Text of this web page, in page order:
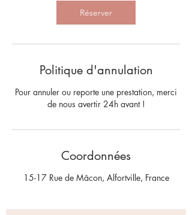
Réserver
Politique d'annulation
Pour annuler ou reporte une prestation, merci
de nous avertir 24h avant !
Coordonnées
15-17 Rue de Mâcon, Alfortville, France